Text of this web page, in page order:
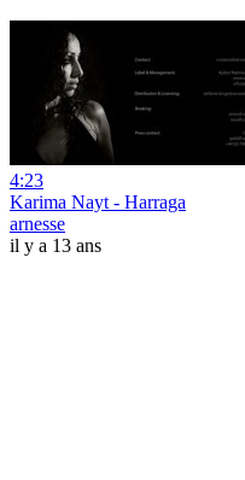
4:23
Karima Nayt - Harraga
arnesse
il y a 13 ans